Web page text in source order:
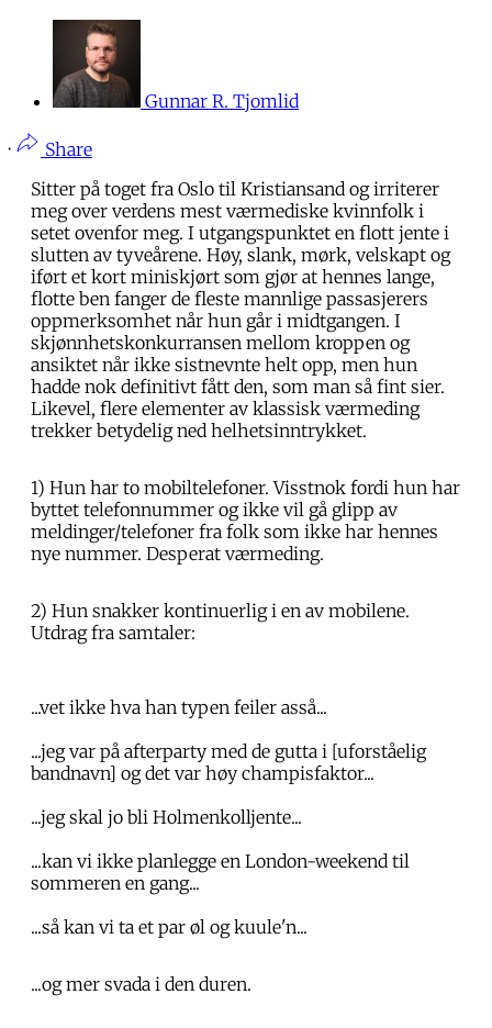
Gunnar R. Tjomlid
·
Share
Sitter på toget fra Oslo til Kristiansand og irriterer
meg over verdens mest værmediske kvinnfolk i
setet ovenfor meg. I utgangspunktet en flott jente i
slutten av tyveårene. Høy, slank, mørk, velskapt og
iført et kort miniskjørt som gjør at hennes lange,
flotte ben fanger de fleste mannlige passasjerers
oppmerksomhet når hun går i midtgangen. I
skjønnhetskonkurransen mellom kroppen og
ansiktet når ikke sistnevnte helt opp, men hun
hadde nok definitivt fått den, som man så fint sier.
Likevel, flere elementer av klassisk værmeding
trekker betydelig ned helhetsinntrykket.
1) Hun har to mobiltelefoner. Visstnok fordi hun har
byttet telefonnummer og ikke vil gå glipp av
meldinger/telefoner fra folk som ikke har hennes
nye nummer. Desperat værmeding.
2) Hun snakker kontinuerlig i en av mobilene.
Utdrag fra samtaler:
...vet ikke hva han typen feiler asså...
...jeg var på afterparty med de gutta i [uforståelig
bandnavn] og det var høy champisfaktor...
...jeg skal jo bli Holmenkolljente...
...kan vi ikke planlegge en London-weekend til
sommeren en gang...
...så kan vi ta et par øl og kuule'n...
...og mer svada i den duren.